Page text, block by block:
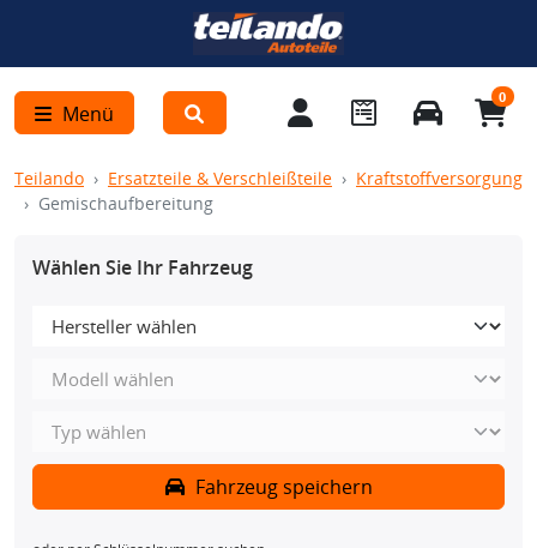
Menü
0
Teilando Ersatzteile & Verschleißteile
Kraftstoffversorgung
Gemischaufbereitung
Wählen Sie Ihr Fahrzeug
Fahrzeug speichern